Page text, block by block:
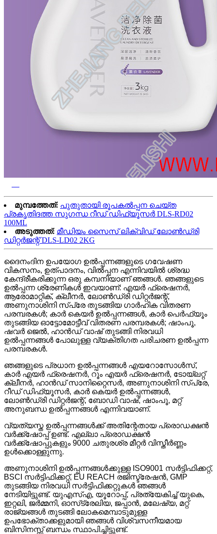
മുമ്പത്തേത്: പുതുതായി രൂപകൽപ്പന ചെയ്ത
പ്രകൃതിദത്ത സുഗന്ധ റീഡ് ഡിഫ്യൂസർ DLS-RD02
100ML
അടുത്തത്: മീഡിയം സൈസ് ലിക്വിഡ് ലോൺഡ്രി
ഡിറ്റർജന്റ് DLS-LD02 2KG
ദൈനംദിന ഉപയോഗ ഉൽപ്പന്നങ്ങളുടെ ഗവേഷണ
വികസനം, ഉത്പാദനം, വിൽപ്പന എന്നിവയിൽ ശ്രദ്ധ
കേന്ദ്രീകരിക്കുന്ന ഒരു കമ്പനിയാണ് ഞങ്ങൾ. ഞങ്ങളുടെ
ഉൽപ്പന്ന ശ്രേണികൾ ഇവയാണ്: എയർ ഫ്രെഷനർ,
ആരോമാറ്റിക്, ക്ലീനർ, ലോൺഡ്രി ഡിറ്റർജന്റ്,
അണുനാശിനി സ്പ്രേ തുടങ്ങിയ ഗാർഹിക വിതരണ
പരമ്പരകൾ; കാർ കെയർ ഉൽപ്പന്നങ്ങൾ, കാർ പെർഫ്യൂം
തുടങ്ങിയ ഓട്ടോമോട്ടീവ് വിതരണ പരമ്പരകൾ; ഷാംപൂ,
ഷവർ ജെൽ, ഹാൻഡ് വാഷ് തുടങ്ങി നിരവധി
ഉൽപ്പന്നങ്ങൾ പോലുള്ള വ്യക്തിഗത പരിചരണ ഉൽപ്പന്ന
പരമ്പരകൾ.
ഞങ്ങളുടെ പ്രധാന ഉൽപ്പന്നങ്ങൾ എയറോസോൾസ്,
കാർ എയർ ഫ്രെഷനർ, റൂം എയർ ഫ്രെഷനർ, ടോയ്‌ലറ്റ്
ക്ലീനർ, ഹാൻഡ് സാനിറ്റൈസർ, അണുനാശിനി സ്പ്രേ,
റീഡ് ഡിഫ്യൂസർ, കാർ കെയർ ഉൽപ്പന്നങ്ങൾ,
ലോൺഡ്രി ഡിറ്റർജന്റ്, ബോഡി വാഷ്, ഷാംപൂ, മറ്റ്
അനുബന്ധ ഉൽപ്പന്നങ്ങൾ എന്നിവയാണ്.
വ്യത്യസ്ത ഉൽപ്പന്നങ്ങൾക്ക് അതിന്റേതായ പ്രൊഡക്ഷൻ
വർക്ക്‌ഷോപ്പ് ഉണ്ട്. എല്ലാ പ്രൊഡക്ഷൻ
വർക്ക്‌ഷോപ്പുകളും 9000 ചതുരശ്ര മീറ്റർ വിസ്തീർണ്ണം
ഉൾക്കൊള്ളുന്നു.
അണുനാശിനി ഉൽപ്പന്നങ്ങൾക്കുള്ള ISO9001 സർട്ടിഫിക്കറ്റ്,
BSCI സർട്ടിഫിക്കറ്റ്, EU REACH രജിസ്ട്രേഷൻ, GMP
തുടങ്ങിയ നിരവധി സർട്ടിഫിക്കറ്റുകൾ ഞങ്ങൾ
നേടിയിട്ടുണ്ട്. യുഎസ്എ, യൂറോപ്പ്, പ്രത്യേകിച്ച് യുകെ,
ഇറ്റലി, ജർമ്മനി, ഓസ്‌ട്രേലിയ, ജപ്പാൻ, മലേഷ്യ, മറ്റ്
രാജ്യങ്ങൾ തുടങ്ങി ലോകമെമ്പാടുമുള്ള
ഉപഭോക്താക്കളുമായി ഞങ്ങൾ വിശ്വസനീയമായ
ബിസിനസ്സ് ബന്ധം സ്ഥാപിച്ചിട്ടുണ്ട്.